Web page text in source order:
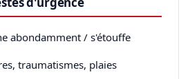
abondamment / s'étouffe
traumatismes, plaies